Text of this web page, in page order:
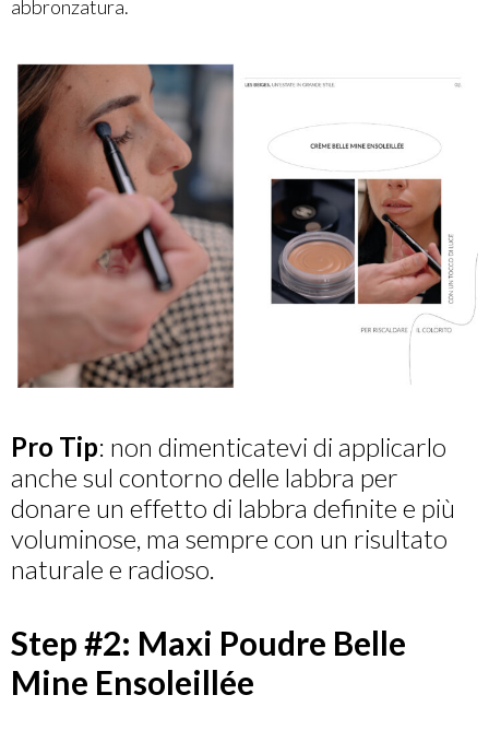
abbronzatura.
Pro Tip: non dimenticatevi di applicarlo
anche sul contorno delle labbra per
donare un effetto di labbra definite e più
voluminose, ma sempre con un risultato
naturale e radioso.
Step #2: Maxi Poudre Belle
Mine Ensoleillée